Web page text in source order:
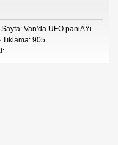
Van'da UFO paniÄŸi
905